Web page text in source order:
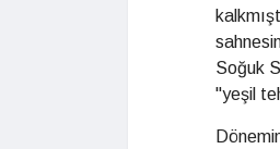
Soğuk
"yeşil